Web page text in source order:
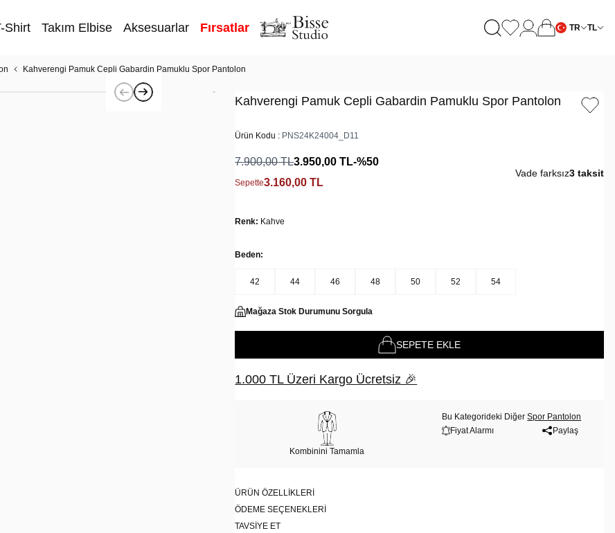
Shirt Takım Elbise Aksesuarlar Fırsatlar TR TL
Kahverengi Pamuk Cepli Gabardin Pamuklu Spor Pantolon
Kahverengi Pamuk Cepli Gabardin Pamuklu Spor Pantolon
Ürün Kodu : PNS24K24004_D11
7.900,00TL3.950,00 TL-%50
Sepette3.160,00 TL
Vade farksız3 taksit
Renk: Kahve
Beden:
42 44 46 48 50 52 54
Mağaza Stok Durumunu Sorgula
SEPETE EKLE
1.000 TL Üzeri Kargo Ücretsiz 🎉
Kombinini Tamamla
Bu Kategorideki DiğerSpor Pantolon
Fiyat Alarmı
Paylaş
ÜRÜN ÖZELLIKLERI
ÖDEME SEÇENEKLERI
TAVSIYE ET